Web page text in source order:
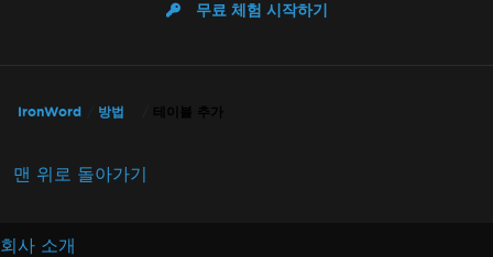
무료 체험 시작하기
IronWord 방법 테이블 추가
맨 위로 돌아가기
회사 소개